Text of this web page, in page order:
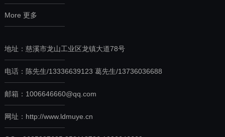
More 更多
地址：慈溪市龙山工业区龙镇大道78号
电话： 陈先生/13336639123 葛先生/13736036688
邮箱： 1006646660@qq.com
网址： http://www.ldmuye.cn